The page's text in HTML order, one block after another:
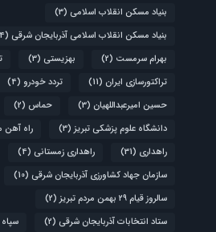
بنیاد مسکن انقلاب اسلامی (3)
بنیاد مسکن انقلاب اسلامی آذربایجان شرقی (34)
بهرام سرمست (2) بهزیستی (3)
تراکتورسازی ایران (11) تردد خودرو (4)
حسین امیرعبداللهیان (3) حماس (2)
دانشگاه علوم پزشکی تبریز (3) راه آهن
راهداری (31) راهداری زمستانی (4)
سازمان جهاد کشاورزی آذربایجان شرقی (10)
سالروز قیام ۲۹ بهمن مردم تبریز
(2)
ستاد انتخابات آذربایجان شرقی (2) سپاه